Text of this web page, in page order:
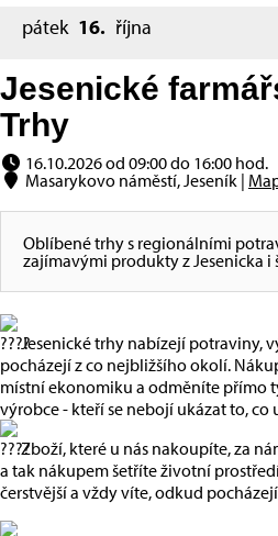
pátek 16. října
Jesenické
Trhy
16.10.2026 od 09:00 do 16:00 hod.
Masarykovo náměstí, Jeseník |
Oblíbené trhy s regionálními
zajímavými produkty z Jesenicka i
Jesenické trhy nabízejí potraviny,
pocházejí z co nejbližšího okolí.
místní ekonomiku a odměníte přímo
výrobce - kteří se nebojí ukázat to, co
Zboží, které u nás nakoupíte, za
a tak nákupem šetříte životní
čerstvější a vždy víte, odkud